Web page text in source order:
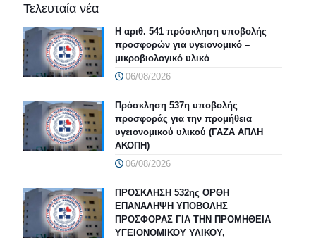
Τελευταία νέα
Η αριθ. 541 πρόσκληση υποβολής
προσφορών για υγειονομικό –
μικροβιολογικό υλικό
06/08/2026
Πρόσκληση 537η υποβολής
προσφοράς για την προμήθεια
υγειονομικού υλικού (ΓΑΖΑ ΑΠΛΗ
ΑΚΟΠΗ)
06/08/2026
ΠΡΟΣΚΛΗΣΗ 532ης ΟΡΘΗ
ΕΠΑΝΑΛΗΨΗ ΥΠΟΒΟΛΗΣ
ΠΡΟΣΦΟΡΑΣ ΓΙΑ ΤΗΝ ΠΡΟΜΗΘΕΙΑ
ΥΓΕΙΟΝΟΜΙΚΟΥ ΥΛΙΚΟΥ,